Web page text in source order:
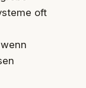
oft